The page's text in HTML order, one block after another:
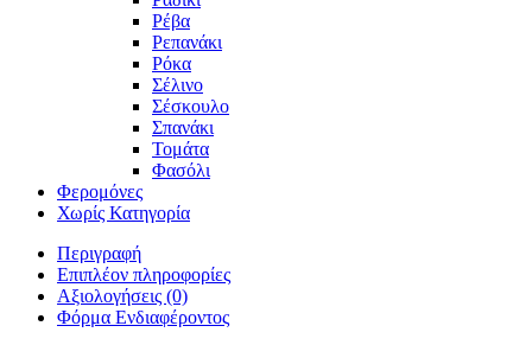
Ρέβα
Ρεπανάκι
Ρόκα
Σέλινο
Σέσκουλο
Σπανάκι
Τομάτα
Φασόλι
Φερομόνες
Χωρίς Κατηγορία
Περιγραφή
Επιπλέον πληροφορίες
Αξιολογήσεις (0)
Φόρμα Ενδιαφέροντος